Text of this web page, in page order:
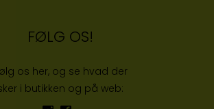
FØLG OS!
os her, og se hvad der
i butikken og på web: